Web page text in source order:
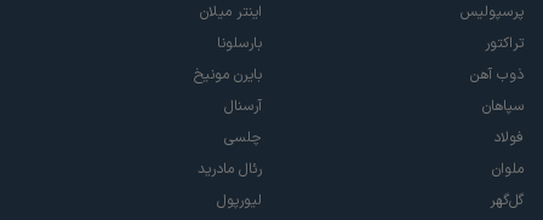
پرسپولیس
تراکتور
ذوب آهن
سپاهان
فولاد
ملوان
گل‌گهر
اینتر میلان
بارسلونا
بایرن مونیخ
آرسنال
چلسی
رئال مادرید
لیورپول